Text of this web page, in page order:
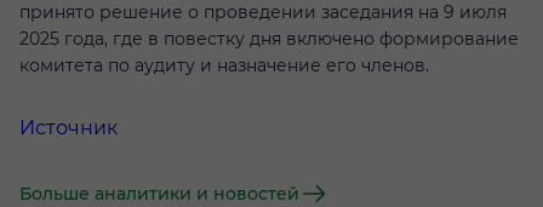
принято решение о проведении заседания на 9 июля
2025 года, где в повестку дня включено формирование
комитета по аудиту и назначение его членов.
Источник
Больше аналитики и новостей